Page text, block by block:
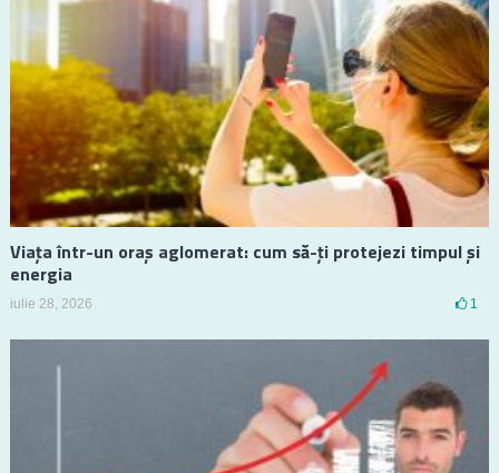
Viața într-un oraș aglomerat: cum să-ți protejezi timpul și
energia
iulie 28, 2026 1